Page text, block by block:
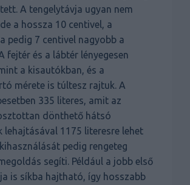
A tengelytávja ugyan nem
a hossza 10 centivel, a
pedig 7 centivel nagyobb a
fejtér és a lábtér lényegesen
a kisautókban, és a
mérete is túltesz rajtuk. A
335 literes, amit az
dönthető hátsó
lehajtásával 1175 literesre lehet
pedig rengeteg
segíti. Például a jobb első
is síkba hajtható, így hosszabb